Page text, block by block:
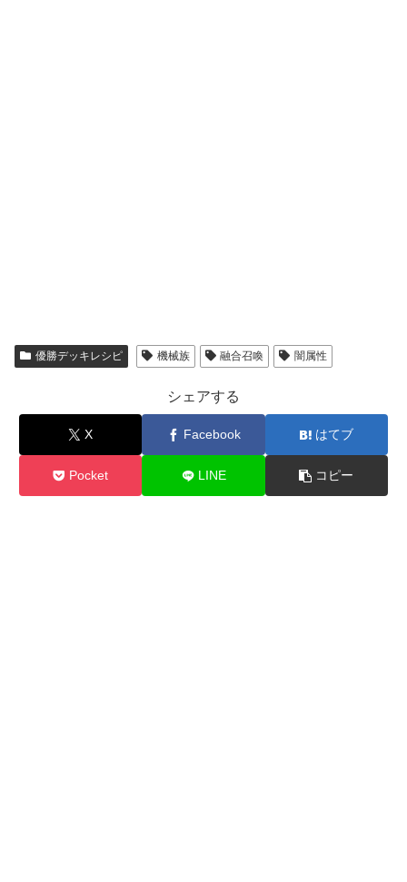
優勝デッキレシピ 機械族 融合召喚 闇属性
シェアする
X Facebook はてブ
Pocket LINE コピー